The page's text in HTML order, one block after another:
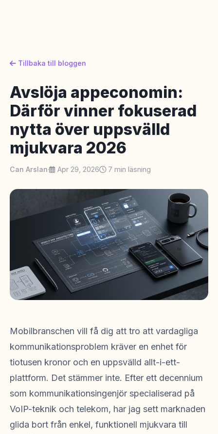
Tillbaka till bloggen
Avslöja appeconomin:
Därför vinner fokuserad
nytta över uppsvälld
mjukvara 2026
Can Arslan· Apr 29, 2026 7 min läsning
Mobilbranschen vill få dig att tro att vardagliga
kommunikationsproblem kräver en enhet för
tiotusen kronor och en uppsvälld allt-i-ett-
plattform. Det stämmer inte. Efter ett decennium
som kommunikationsingenjör specialiserad på
VoIP-teknik och telekom, har jag sett marknaden
glida bort från enkel, funktionell mjukvara till